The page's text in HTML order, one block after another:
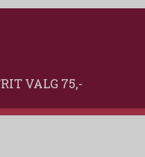
VALG 75,-